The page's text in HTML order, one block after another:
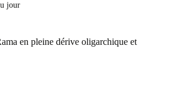
jour
en pleine dérive oligarchique et